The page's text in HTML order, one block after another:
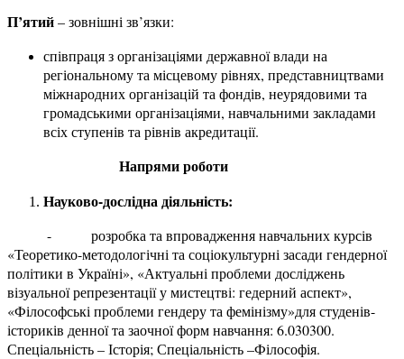
П’ятий– зовнішні зв’язки:
співпраця з організаціями державної влади на
регіональному та місцевому рівнях, представництвами
міжнародних організацій та фондів, неурядовими та
громадськими організаціями, навчальними закладами
всіх ступенів та рівнів акредитації.
Напрями роботи
Науково-дослідна діяльність:
- розробка та впровадження навчальних курсів
«Теоретико-методологічні та соціокультурні засади гендерної
політики в Україні», «Актуальні проблеми досліджень
візуальної репрезентації у мистецтві: гедерний аспект»,
«Філософські проблеми гендеру та фемінізму»для студенів-
істориків денної та заочної форм навчання: 6.030300.
Спеціальність – Історія; Спеціальність –Філософія.